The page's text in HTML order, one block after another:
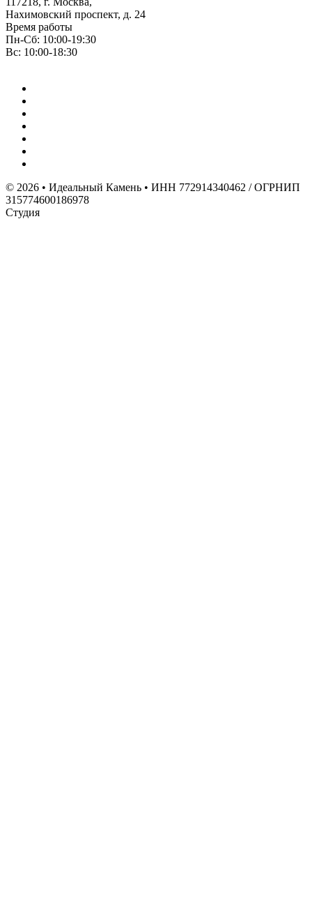
Нахимовский проспект, д. 24
Время работы
Пн-Сб: 10:00-19:30
Вс: 10:00-18:30
© 2026 • Идеальный Камень • ИНН 772914340462 / ОГРНИП
315774600186978
Студия